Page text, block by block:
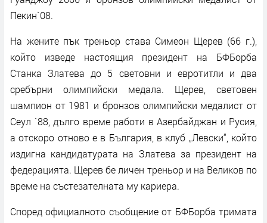
Пекин`08.
На жените пък треньор става Симеон Щерев (66 г.),
който изведе настоящия президент на БФБорба
Станка Златева до 5 световни и евротитли и два
сребърни олимпийски медала. Щерев, световен
шампион от 1981 и бронзов олимпийски медалист от
Сеул `88, дълго време работи в Азербайджан и Русия,
а отскоро отново е в България, в клуб „Левски“, който
издигна кандидатурата на Златева за президент на
федерацията. Щерев бе личен треньор и на Великов по
време на състезателната му кариера.
Според официалното съобщение от БФБорба тримата